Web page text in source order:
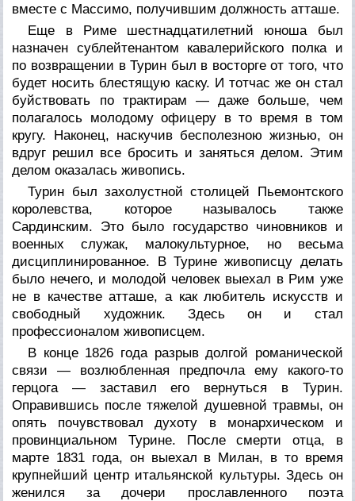
вместе с Массимо, получившим должность атташе.
Еще в Риме шестнадцатилетний юноша был
назначен сублейтенантом кавалерийского полка и
по возвращении в Турин был в восторге от того, что
будет носить блестящую каску. И тотчас же он стал
буйствовать по трактирам — даже больше, чем
полагалось молодому офицеру в то время в том
кругу. Наконец, наскучив бесполезною жизнью, он
вдруг решил все бросить и заняться делом. Этим
делом оказалась живопись.
Турин был захолустной столицей Пьемонтского
королевства, которое называлось также
Сардинским. Это было государство чиновников и
военных служак, малокультурное, но весьма
дисциплинированное. В Турине живописцу делать
было нечего, и молодой человек выехал в Рим уже
не в качестве атташе, а как любитель искусств и
свободный художник. Здесь он и стал
профессионалом живописцем.
В конце 1826 года разрыв долгой романической
связи — возлюбленная предпочла ему какого-то
герцога — заставил его вернуться в Турин.
Оправившись после тяжелой душевной травмы, он
опять почувствовал духоту в монархическом и
провинциальном Турине. После смерти отца, в
марте 1831 года, он выехал в Милан, в то время
крупнейший центр итальянской культуры. Здесь он
женился за дочери прославленного поэта